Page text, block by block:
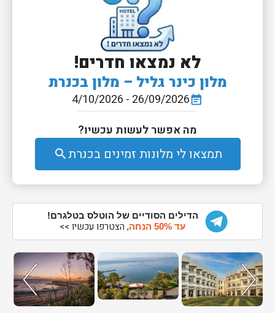
לא נמצאו חדרים!
מלון כינר גליל – מלון בכנרת
event_note
26/09/2026 - 4/10/2026
מה אפשר לעשות עכשיו?
תמצאו לי מלונות זמינים בכנרתsearch
הדילים הסודיים של הוטלס בטלגרם!
עד 50% הנחה
, הצטרפו עכשיו >>